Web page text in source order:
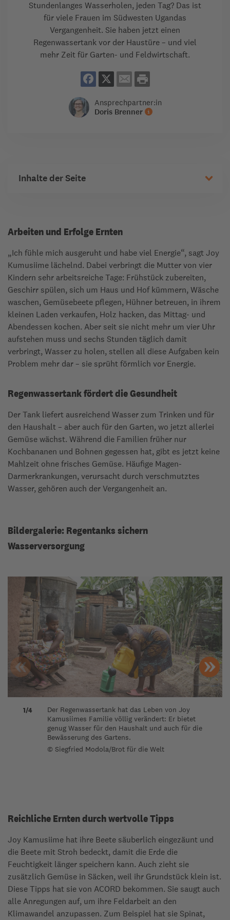
Stundenlanges Wasserholen, jeden Tag? Das ist
für viele Frauen im Südwesten Ugandas
Vergangenheit. Sie haben jetzt einen
Regenwassertank vor der Haustüre – und viel
mehr Zeit für Garten- und Feldwirtschaft.
Ansprechpartner:in
Doris Brenner
Inhalte der Seite
Arbeiten und Erfolge Ernten
„Ich fühle mich ausgeruht und habe viel Energie“, sagt Joy
Kumusiime lächelnd. Dabei verbringt die Mutter von vier
Kindern sehr arbeitsreiche Tage: Frühstück zubereiten,
Geschirr spülen, sich um Haus und Hof kümmern, Wäsche
waschen, Gemüsebeete pflegen, Hühner betreuen, in ihrem
kleinen Laden verkaufen, Holz hacken, das Mittag- und
Abendessen kochen. Aber seit sie nicht mehr um vier Uhr
aufstehen muss und sechs Stunden täglich damit
verbringt, Wasser zu holen, stellen all diese Aufgaben kein
Problem mehr dar – sie sprüht förmlich vor Energie.
Regenwassertank fördert die Gesundheit
Der Tank liefert ausreichend Wasser zum Trinken und für
den Haushalt – aber auch für den Garten, wo jetzt allerlei
Gemüse wächst. Während die Familien früher nur
Kochbananen und Bohnen gegessen hat, gibt es jetzt keine
Mahlzeit ohne frisches Gemüse. Häufige Magen-
Darmerkrankungen, verursacht durch verschmutztes
Wasser, gehören auch der Vergangenheit an.
Bildergalerie: Regentanks sichern
Wasserversorgung
1/4
Der Regenwassertank hat das Leben von Joy
Kamusiimes Familie völlig verändert: Er bietet
genug Wasser für den Haushalt und auch für die
Bewässerung des Gartens.
© Siegfried Modola/Brot für die Welt
2/4
Früher war sie, genauso wie die anderen Frauen
im Dorf, täglich sechs Stunden lang damit
beschäftigt, Wasser zu holen.
© Siegfried Modola/Brot für die Welt
3/4
Jetzt kann sie diese Zeit ihren Gemüsebeeten
widmen - und diese auch ausreichend
bewässern. Auch hat sie vieles dazugelernt, zum
Beispiel wie sie in Zeiten des Klimawandels die
Felder optimal anlegt. So erzielt sie reiche
Ernten.
4/4
Die Kinder sind jetzt gesünder. Sie haben genug
sauberes Wasser und gesunde Mahlzeiten. Ihre
Schulerfolge haben sich stark verbessert. Die
Chancen stehen gut, dass ihre Berufswünsche,
Lehrerin und Arzt, in Erfüllung gehen können.
Reichliche Ernten durch wertvolle Tipps
Joy Kamusiime hat ihre Beete säuberlich eingezäunt und
die Beete mit Stroh bedeckt, damit die Erde die
Feuchtigkeit länger speichern kann. Auch zieht sie
zusätzlich Gemüse in Säcken, weil ihr Grundstück klein ist.
Diese Tipps hat sie von ACORD bekommen. Sie saugt auch
alle Anregungen auf, um ihre Feldarbeit an den
Klimawandel anzupassen. Zum Beispiel hat sie Spinat,